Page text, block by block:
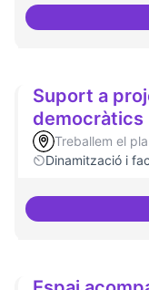
Suport a
democràtics
Treballem el
Dinamització i